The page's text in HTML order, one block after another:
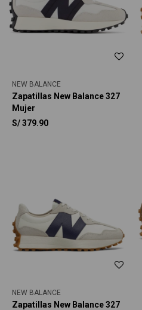
NEW BALANCE
Zapatillas New Balance 327
Mujer
S/379.90
NEW BALANCE
Zapatillas New Balance 327